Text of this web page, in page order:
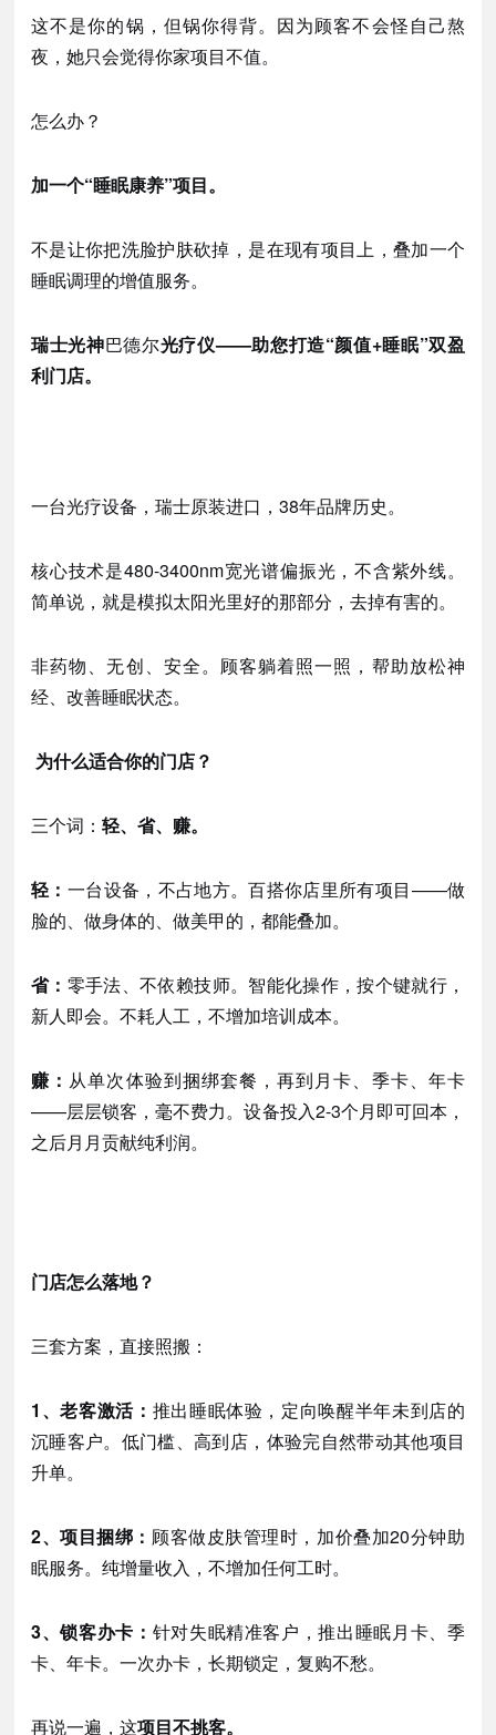
这不是你的锅，但锅你得背。因为顾客不会怪自己熬
夜，她只会觉得你家项目不值。
怎么办？
加一个“睡眠康养”项目。
不是让你把洗脸护肤砍掉，是在现有项目上，叠加一个
睡眠调理的增值服务。
瑞士光神巴德尔光疗仪——助您打造“颜值+睡眠”双盈
利门店。
一台光疗设备，瑞士原装进口，38年品牌历史。
核心技术是480-3400nm宽光谱偏振光，不含紫外线。
简单说，就是模拟太阳光里好的那部分，去掉有害的。
非药物、无创、安全。顾客躺着照一照，帮助放松神
经、改善睡眠状态。
为什么适合你的门店？
三个词：轻、省、赚。
轻： 一台设备，不占地方。百搭你店里所有项目——做
脸的、做身体的、做美甲的，都能叠加。
省： 零手法、不依赖技师。智能化操作，按个键就行，
新人即会。不耗人工，不增加培训成本。
赚： 从单次体验到捆绑套餐，再到月卡、季卡、年卡
——层层锁客，毫不费力。设备投入2-3个月即可回本，
之后月月贡献纯利润。
门店怎么落地？
三套方案，直接照搬：
1、老客激活： 推出睡眠体验，定向唤醒半年未到店的
沉睡客户。低门槛、高到店，体验完自然带动其他项目
升单。
2、项目捆绑： 顾客做皮肤管理时，加价叠加20分钟助
眠服务。纯增量收入，不增加任何工时。
3、锁客办卡： 针对失眠精准客户，推出睡眠月卡、季
卡、年卡。一次办卡，长期锁定，复购不愁。
再说一遍，这项目不挑客。